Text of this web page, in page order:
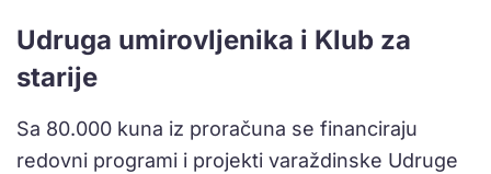
Udruga umirovljenika i Klub za
starije
Sa 80.000 kuna iz proračuna se financiraju
redovni programi i projekti varaždinske Udruge